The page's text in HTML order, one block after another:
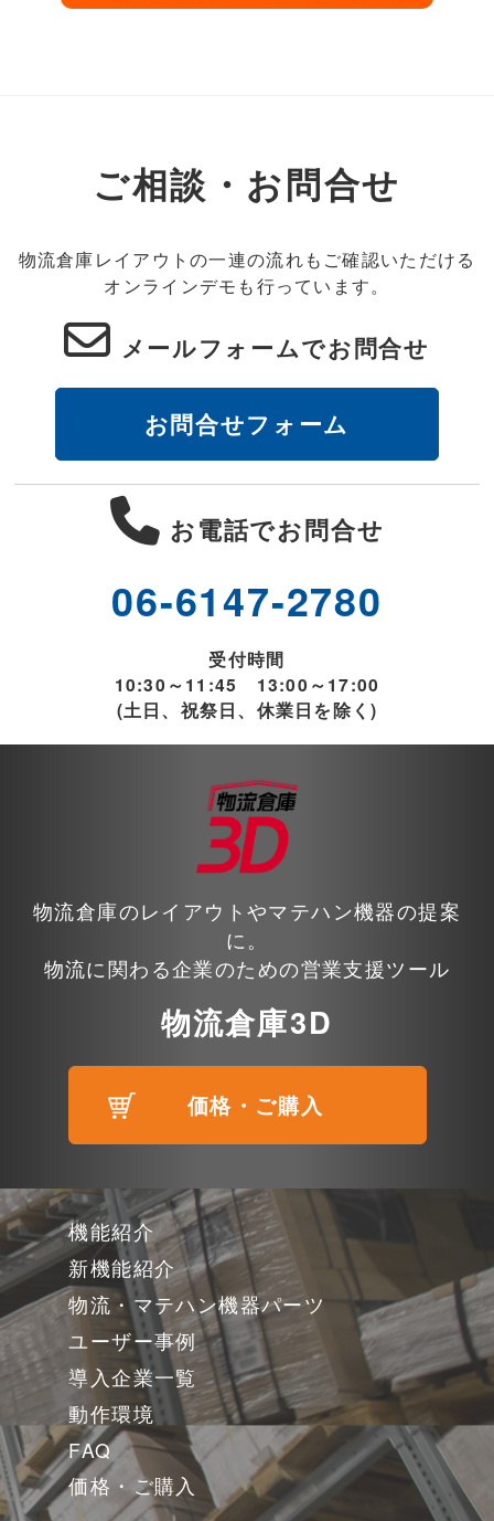
ご相談・お問合せ
物流倉庫レイアウトの一連の流れもご確認いただける
オンラインデモも行っています。
メールフォームでお問合せ
お問合せフォーム
お電話でお問合せ
06-6147-2780
受付時間
10:30～11:45 13:00～17:00
(土日、祝祭日、休業日を除く)
物流倉庫のレイアウトやマテハン機器の提案
に。
物流に関わる企業のための営業支援ツール
物流倉庫3D
価格・ご購入
機能紹介
新機能紹介
物流・マテハン機器パーツ
ユーザー事例
導入企業一覧
動作環境
FAQ
価格・ご購入